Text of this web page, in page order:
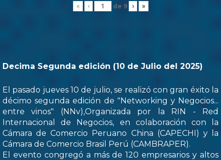
« ‹ de 9 › »
Decima Segunda edición (10 de Julio del 2025)
El pasado jueves 10 de julio, se realizó con gran éxito la
décimo segunda edición de "Networking y Negocios...
entre vinos" (NNv),Organizada por la RIN - Red
Internacional de Negocios, en colaboración con la
Cámara de Comercio Peruano China (CAPECHI) y la
Cámara de Comercio Brasil Perú (CAMBRAPER).
El evento congregó a más de 120 empresarios y altos